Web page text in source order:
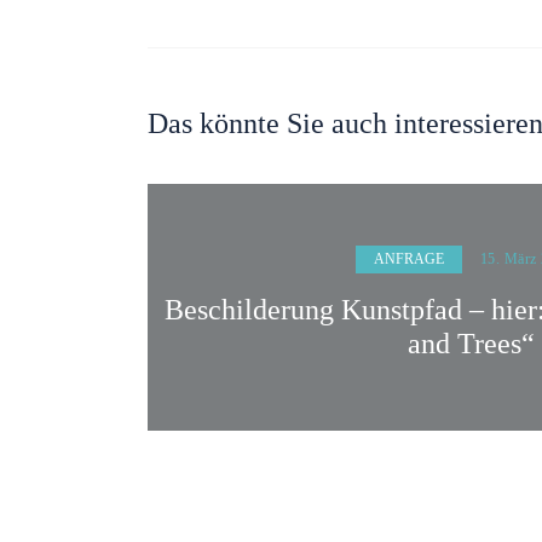
Das könnte Sie auch interessieren
ANFRAGE 15. März
Beschilderung Kunstpfad –
and Trees“